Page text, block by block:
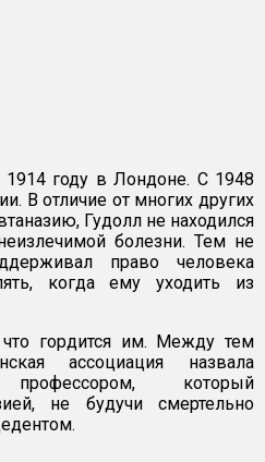
году в Лондоне. С 1948
В отличие от многих других
Гудолл не находился
болезни. Тем не
право человека
когда ему уходить из
гордится им. Между тем
ассоциация назвала
который
не будучи смертельно